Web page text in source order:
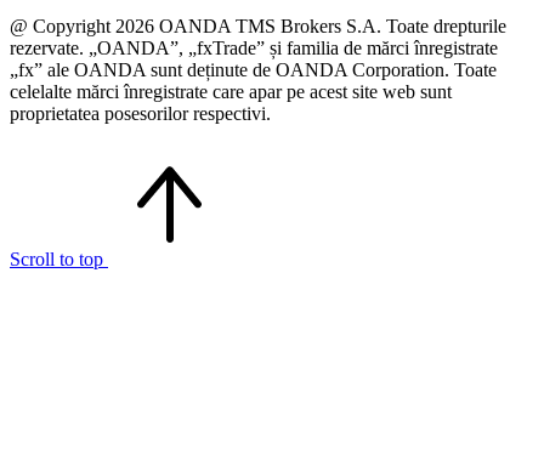
@ Copyright 2026 OANDA TMS Brokers S.A. Toate drepturile
rezervate. „OANDA”, „fxTrade” și familia de mărci înregistrate
„fx” ale OANDA sunt deținute de OANDA Corporation. Toate
celelalte mărci înregistrate care apar pe acest site web sunt
proprietatea posesorilor respectivi.
Scroll to top